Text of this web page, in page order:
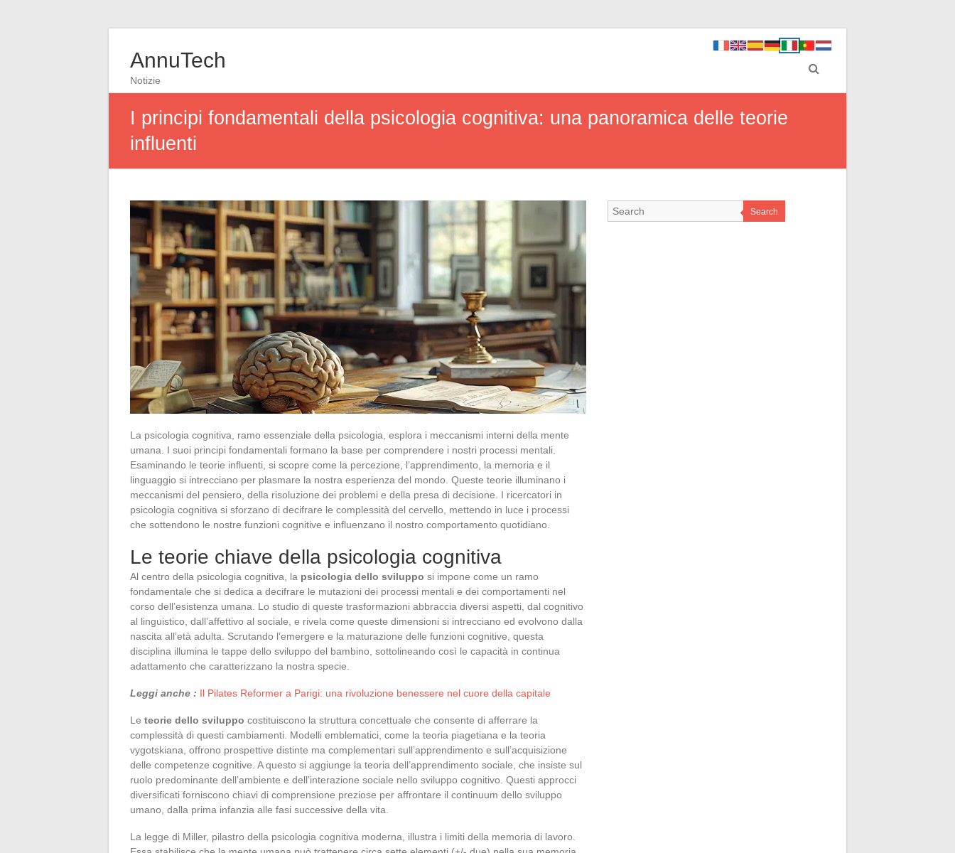
AnnuTech
Notizie
I principi fondamentali della psicologia cognitiva: una panoramica delle teorie
influenti
La psicologia cognitiva, ramo essenziale della psicologia, esplora i meccanismi interni della mente
umana. I suoi principi fondamentali formano la base per comprendere i nostri processi mentali.
Esaminando le teorie influenti, si scopre come la percezione, l’apprendimento, la memoria e il
linguaggio si intrecciano per plasmare la nostra esperienza del mondo. Queste teorie illuminano i
meccanismi del pensiero, della risoluzione dei problemi e della presa di decisione. I ricercatori in
psicologia cognitiva si sforzano di decifrare le complessità del cervello, mettendo in luce i processi
che sottendono le nostre funzioni cognitive e influenzano il nostro comportamento quotidiano.
Le teorie chiave della psicologia cognitiva
Al centro della psicologia cognitiva, la psicologia dello sviluppo si impone come un ramo
fondamentale che si dedica a decifrare le mutazioni dei processi mentali e dei comportamenti nel
corso dell’esistenza umana. Lo studio di queste trasformazioni abbraccia diversi aspetti, dal cognitivo
al linguistico, dall’affettivo al sociale, e rivela come queste dimensioni si intrecciano ed evolvono dalla
nascita all’età adulta. Scrutando l’emergere e la maturazione delle funzioni cognitive, questa
disciplina illumina le tappe dello sviluppo del bambino, sottolineando così le capacità in continua
adattamento che caratterizzano la nostra specie.
Leggi anche : Il Pilates Reformer a Parigi: una rivoluzione benessere nel cuore della capitale
Le teorie dello sviluppo costituiscono la struttura concettuale che consente di afferrare la
complessità di questi cambiamenti. Modelli emblematici, come la teoria piagetiana e la teoria
vygotskiana, offrono prospettive distinte ma complementari sull’apprendimento e sull’acquisizione
delle competenze cognitive. A questo si aggiunge la teoria dell’apprendimento sociale, che insiste sul
ruolo predominante dell’ambiente e dell’interazione sociale nello sviluppo cognitivo. Questi approcci
diversificati forniscono chiavi di comprensione preziose per affrontare il continuum dello sviluppo
umano, dalla prima infanzia alle fasi successive della vita.
La legge di Miller, pilastro della psicologia cognitiva moderna, illustra i limiti della memoria di lavoro.
Search